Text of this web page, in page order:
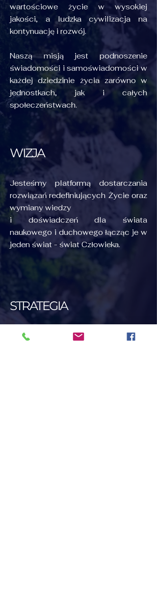
wartościowe życie w wysokiej
jakości, a ludzka cywilizacja na
kontynuację i rozwój.
Naszą misją jest podnoszenie
świadomości i samoświadomości w
każdej dziedzinie życia zarówno w
jednostkach, jak i całych
społeczeństwach.
WIZJA
Jesteśmy platformą dostarczania
rozwiązań redefiniujących Życie oraz
wymiany wiedzy
i doświadczeń dla świata
naukowego i duchowego łącząc je w
jeden świat - świat Człowieka.
STRATEGIA
Budujemy wartość świadomości w